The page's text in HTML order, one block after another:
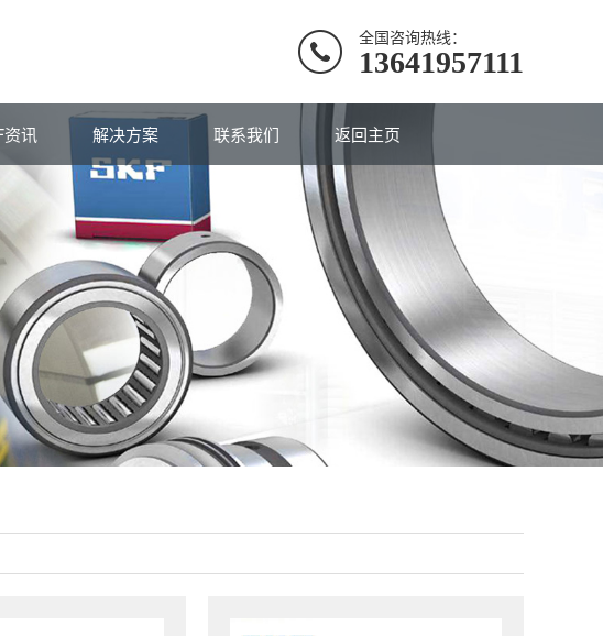
全国咨询热线：
13641957111
讯 解决方案 联系我们 返回主页